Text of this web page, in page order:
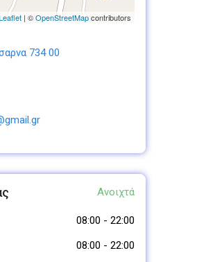
| ©OpenStreetMapcontributors
734 00
Ανοιχτά
08:00 - 22:00
08:00 - 22:00